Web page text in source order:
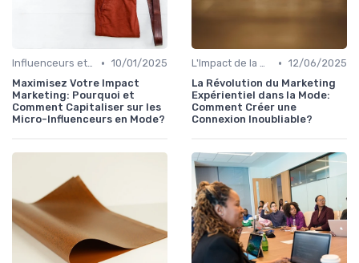
Influenceurs et Blogueurs Mode • 10/01/2025
Maximisez Votre Impact
Marketing: Pourquoi et
Comment Capitaliser sur les
Micro-Influenceurs en Mode?
L'Impact de la Mode sur la Société • 12/06/2025
La Révolution du Marketing
Expérientiel dans la Mode:
Comment Créer une
Connexion Inoubliable?